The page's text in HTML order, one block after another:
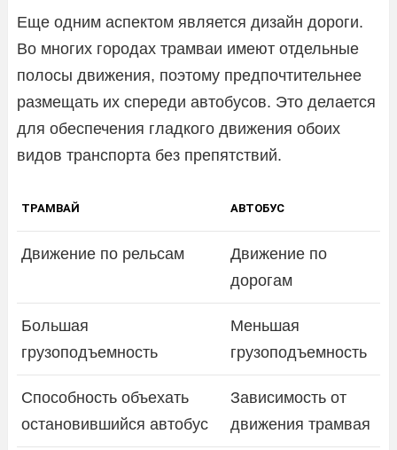
Еще одним аспектом является дизайн дороги.
Во многих городах трамваи имеют отдельные
полосы движения, поэтому предпочтительнее
размещать их спереди автобусов. Это делается
для обеспечения гладкого движения обоих
видов транспорта без препятствий.
ТРАМВАЙ АВТОБУС
Движение по рельсам
Движение по
дорогам
Большая
грузоподъемность
Меньшая
грузоподъемность
Способность объехать
остановившийся автобус
Зависимость от
движения трамвая